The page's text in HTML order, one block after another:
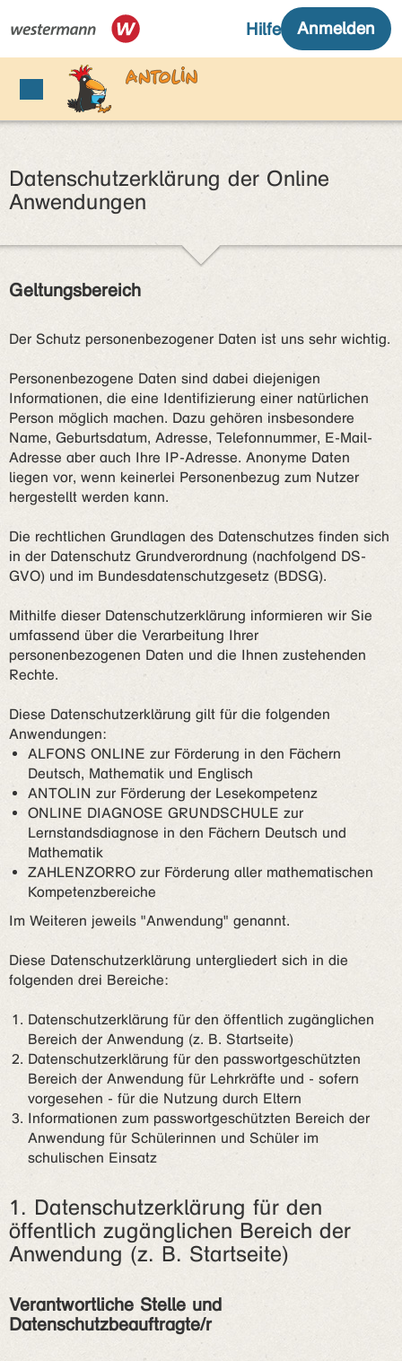
Datenschutzerklärung der Online
Anwendungen
Geltungsbereich
Der Schutz personenbezogener Daten ist uns sehr wichtig.
Personenbezogene Daten sind dabei diejenigen
Informationen, die eine Identifizierung einer natürlichen
Person möglich machen. Dazu gehören insbesondere
Name, Geburtsdatum, Adresse, Telefonnummer, E-Mail-
Adresse aber auch Ihre IP-Adresse. Anonyme Daten
liegen vor, wenn keinerlei Personenbezug zum Nutzer
hergestellt werden kann.
Die rechtlichen Grundlagen des Datenschutzes finden sich
in der Datenschutz Grundverordnung (nachfolgend DS-
GVO) und im Bundesdatenschutzgesetz (BDSG).
Mithilfe dieser Datenschutzerklärung informieren wir Sie
umfassend über die Verarbeitung Ihrer
personenbezogenen Daten und die Ihnen zustehenden
Rechte.
Diese Datenschutzerklärung gilt für die folgenden
Anwendungen:
ALFONS ONLINE zur Förderung in den Fächern
Deutsch, Mathematik und Englisch
ANTOLIN zur Förderung der Lesekompetenz
ONLINE DIAGNOSE GRUNDSCHULE zur
Lernstandsdiagnose in den Fächern Deutsch und
Mathematik
ZAHLENZORRO zur Förderung aller mathematischen
Kompetenzbereiche
Im Weiteren jeweils "Anwendung" genannt.
Diese Datenschutzerklärung untergliedert sich in die
folgenden drei Bereiche:
Datenschutzerklärung für den öffentlich zugänglichen
Bereich der Anwendung (z. B. Startseite)
Datenschutzerklärung für den passwortgeschützten
Bereich der Anwendung für Lehrkräfte und - sofern
vorgesehen - für die Nutzung durch Eltern
Informationen zum passwortgeschützten Bereich der
Anwendung für Schülerinnen und Schüler im
schulischen Einsatz
1. Datenschutzerklärung für den
öffentlich zugänglichen Bereich der
Anwendung (z. B. Startseite)
Verantwortliche Stelle und
Datenschutzbeauftragte/r